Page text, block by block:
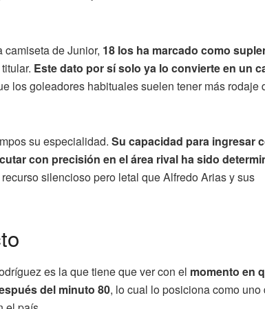
de Junior, 18 los ha marcado como
Este dato por sí solo ya lo convierte en un
los goleadores habituales suelen tener más rodaje
su especialidad. Su capacidad para ingresar
con precisión en el área rival ha sido
silencioso pero letal que Alfredo Arias y sus
es la que tiene que ver con el momento en
del minuto 80, lo cual lo posiciona como uno